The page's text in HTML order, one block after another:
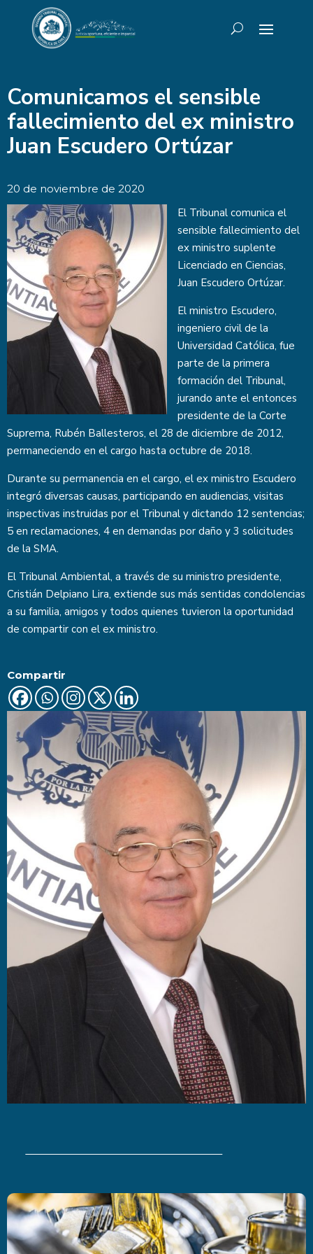
Comunicamos el sensible
fallecimiento del ex ministro
Juan Escudero Ortúzar
20 de noviembre de 2020
El Tribunal comunica el
sensible fallecimiento del
ex ministro suplente
Licenciado en Ciencias,
Juan Escudero Ortúzar.
El ministro Escudero,
ingeniero civil de la
Universidad Católica, fue
parte de la primera
formación del Tribunal,
jurando ante el entonces
presidente de la Corte
Suprema, Rubén Ballesteros, el 28 de diciembre de 2012,
permaneciendo en el cargo hasta octubre de 2018.
Durante su permanencia en el cargo, el ex ministro Escudero
integró diversas causas, participando en audiencias, visitas
inspectivas instruidas por el Tribunal y dictando 12 sentencias;
5 en reclamaciones, 4 en demandas por daño y 3 solicitudes
de la SMA.
El Tribunal Ambiental, a través de su ministro presidente,
Cristián Delpiano Lira, extiende sus más sentidas condolencias
a su familia, amigos y todos quienes tuvieron la oportunidad
de compartir con el ex ministro.
Compartir